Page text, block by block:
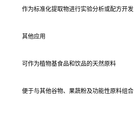
作为标准化提取物进行实验分析或配方开发
其他应用
可作为植物基食品和饮品的天然原料
便于与其他谷物、果蔬粉及功能性原料组合